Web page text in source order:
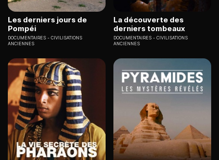
Les derniers jours de
Pompéi
DOCUMENTAIRES
CIVILISATIONS
ANCIENNES
La découverte des
derniers tombeaux
DOCUMENTAIRES
CIVILISATIONS
ANCIENNES